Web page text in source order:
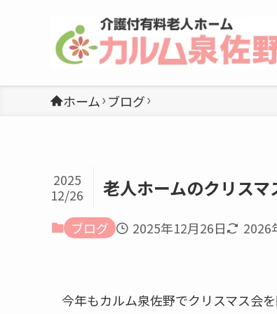
ホーム ブログ
老人ホームのクリス
2025
12/26
ブログ
2025年12月26日 2026
今年もカルム泉佐野でクリスマス会を